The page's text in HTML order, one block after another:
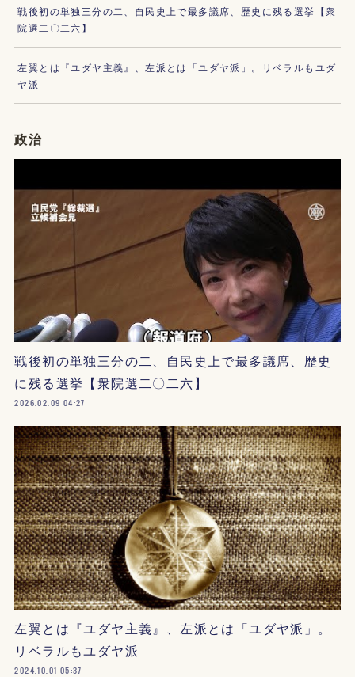
戦後初の単独三分の二、自民史上で最多議席、歴史に残る選挙【衆
院選二〇二六】
左翼とは『ユダヤ主義』、左派とは「ユダヤ派」。リベラルもユダ
ヤ派
政治
戦後初の単独三分の二、自民史上で最多議席、歴史
に残る選挙【衆院選二〇二六】
2026.02.09 04:27
左翼とは『ユダヤ主義』、左派とは「ユダヤ派」。
リベラルもユダヤ派
2024.10.01 05:37